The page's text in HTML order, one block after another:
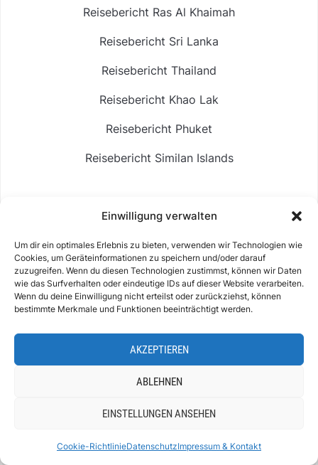
Einwilligung verwalten
Um dir ein optimales Erlebnis zu bieten, verwenden wir Technologien wie
Cookies, um Geräteinformationen zu speichern und/oder darauf
zuzugreifen. Wenn du diesen Technologien zustimmst, können wir Daten
wie das Surfverhalten oder eindeutige IDs auf dieser Website verarbeiten.
Wenn du deine Einwilligung nicht erteilst oder zurückziehst, können
bestimmte Merkmale und Funktionen beeinträchtigt werden.
AKZEPTIEREN
ABLEHNEN
EINSTELLUNGEN ANSEHEN
Cookie-RichtlinieDatenschutzImpressum & Kontakt
Reisebericht Ras Al Khaimah
Reisebericht Sri Lanka
Reisebericht Thailand
Reisebericht Khao Lak
Reisebericht Phuket
Reisebericht Similan Islands
Reisebericht Dominikanische Republik
Miami Sehenswürdigkeiten
Reisebericht Texas
Rio de Janeiro Sehenswürdigkeiten
SALZKAMMERGUT